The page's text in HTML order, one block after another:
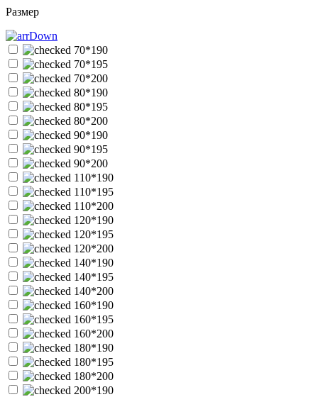
Размер
70*190
70*195
70*200
80*190
80*195
80*200
90*190
90*195
90*200
110*190
110*195
110*200
120*190
120*195
120*200
140*190
140*195
140*200
160*190
160*195
160*200
180*190
180*195
180*200
200*190